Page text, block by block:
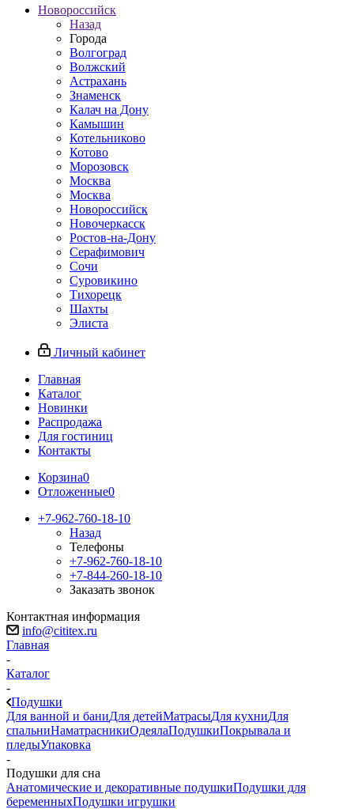
Новороссийск
Назад
Города
Волгоград
Волжский
Астрахань
Знаменск
Калач на Дону
Камышин
Котельниково
Котово
Морозовск
Москва
Москва
Новороссийск
Новочеркасск
Ростов-на-Дону
Серафимович
Сочи
Суровикино
Тихорецк
Шахты
Элиста
Личный кабинет
Главная
Каталог
Новинки
Распродажа
Для гостиниц
Контакты
Корзина0
Отложенные0
+7-962-760-18-10
Назад
Телефоны
+7-962-760-18-10
+7-844-260-18-10
Заказать звонок
Контактная информация
info@cititex.ru
Главная
-
Каталог
-
Подушки
Для ванной и баниДля детейМатрасыДля кухниДля
спальниНаматрасникиОдеялаПодушкиПокрывала и
пледыУпаковка
-
Подушки для сна
Анатомические и декоративные подушкиПодушки для
беременныхПодушки игрушки